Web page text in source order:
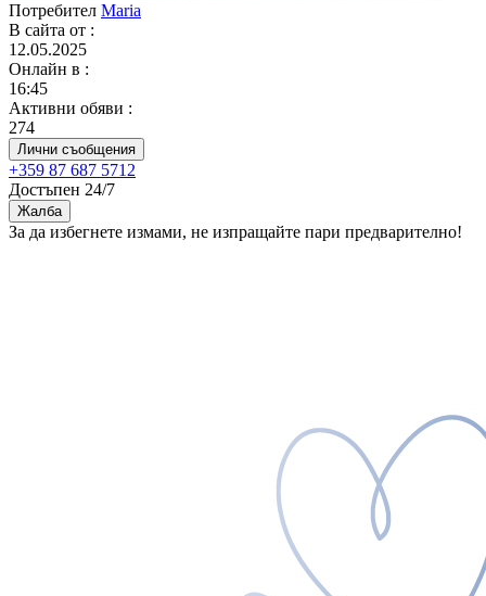
Потребител Maria
В сайта от :
12.05.2025
Онлайн в :
16:45
Активни обяви :
274
Лични съобщения
+359 87 687 5712
Достъпен 24/7
Жалба
За да избегнете измами, не изпращайте пари предварително!